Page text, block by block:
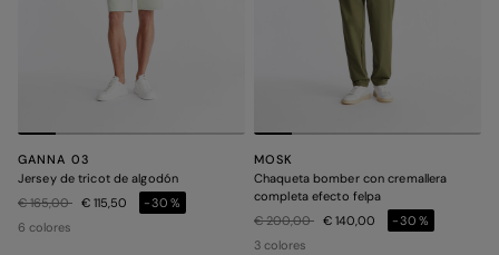
GANNA 03
Jersey de tricot de algodón
Precio rebajado de
€ 165,00a € 115,50
-30%
6 colores
MOSK
Chaqueta bomber con cremallera
completa efecto felpa
Precio rebajado de
€ 200,00a € 140,00
-30%
3 colores